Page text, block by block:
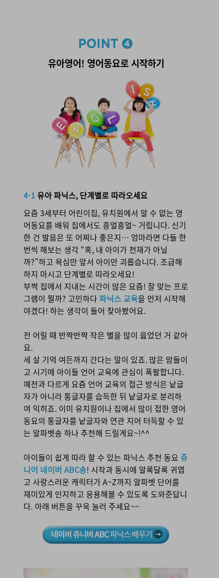
유아영어! 영어동요로 시작하기
4-1유아 파닉스, 단계별로 따라오세요
요즘 3세부터 어린이집, 유치원에서 알 수 없는 영
어동요를 배워 집에서도 흥얼흥얼~ 거립니다. 신기
한 건 발음은 또 어찌나 좋은지… 엄마라면 다들 한
번씩 해보는 생각 “혹, 내 아이가 천재가 아닐
까?”하고 욕심만 앞서 아이만 괴롭습니다. 조급해
하지 마시고 단계별로 따라오세요!
부쩍 집에서 지내는 시간이 많은 요즘! 잘 맞는 프로
그램이 뭘까? 고민하다파닉스 교육을 먼저 시작해
야겠다! 하는 생각이 들어 찾아봤어요.
전 어릴 때 반짝반짝 작은 별을 많이 읊었던 거 같아
요.
세 살 기억 여든까지 간다는 말이 있죠. 많은 맘들이
고 시기에 아이들 언어 교육에 관심이 폭팔합니다.
예전과 다르게 요즘 언어 교육의 접근 방식은 낱글
자가 아니라 통글자를 습득한 뒤 낱글자로 분리하
여 익히죠. 이미 유치원이나 집에서 많이 접한 영어
동요의 통글자를 낱글자와 연관 지어 터득할 수 있
는 알파벳송 하나 추천해 드릴게요~!^^
아이들이 쉽게 따라 할 수 있는 파닉스 추천 동요 쥬
니어 네이버 ABC송! 시작과 동시에 알록달록 귀엽
고 사랑스러운 캐릭터가 A~Z까지 알파벳 단어를
재미있게 인지하고 응용해볼 수 있도록 도와준답니
다. 아래 버튼을 꾸욱 눌러 주세요~~